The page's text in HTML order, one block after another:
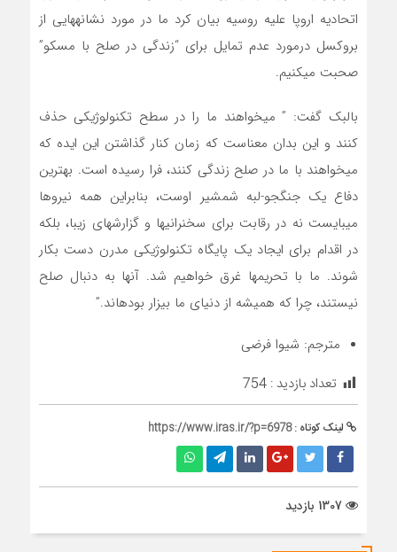
اتحادیه اروپا علیه روسیه بیان کرد ما در مورد نشانههایی از
بروکسل درمورد عدم تمایل برای “زندگی در صلح با مسکو”
صحبت میکنیم.
بالبک گفت: ” میخواهند ما را در سطح تکنولوژیکی حذف
کنند و این بدان معناست که زمان کنار گذاشتن این ایده که
میخواهند با ما در صلح زندگی کنند، فرا رسیده است. بهترین
دفاع یک جنگجو-لبه شمشیر اوست، بنابراین همه نیروها
میبایست نه در رقابت برای سخنرانیها و گزارشهای زیبا، بلکه
در اقدام برای ایجاد یک پایگاه تکنولوژیکی مدرن دست بکار
شوند. ما با تحریمها غرق خواهیم شد. آنها به دنبال صلح
نیستند، چرا که همیشه از دنیای ما بیزار بودهاند.”
مترجم: شیوا فرضی
تعداد بازدید : 754
لینک کوتاه :https://www.iras.ir/?p=6978